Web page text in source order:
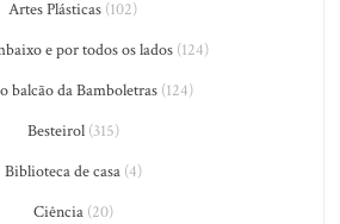
Artes Plásticas (102)
e por todos os lados(124)
balcão da Bamboletras(124)
Besteirol(315)
Biblioteca de casa(4)
Ciência(20)